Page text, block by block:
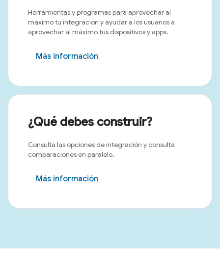
Herramientas y programas para aprovechar al
máximo tu integración y ayudar a los usuarios a
aprovechar al máximo tus dispositivos y apps.
Más información
¿Qué debes construir?
Consulta las opciones de integración y consulta
comparaciones en paralelo.
Más información